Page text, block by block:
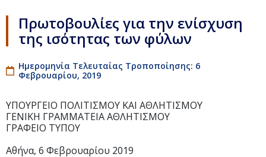
Πρωτοβουλίες για την ενίσχυση
της ισότητας των φύλων
Ημερομηνία Τελευταίας Τροποποίησης: 6
Φεβρουαρίου, 2019
ΥΠΟΥΡΓΕΙΟ ΠΟΛΙΤΙΣΜΟΥ ΚΑΙ ΑΘΛΗΤΙΣΜΟΥ
ΓΕΝΙΚΗ ΓΡΑΜΜΑΤΕΙΑ ΑΘΛΗΤΙΣΜΟΥ
ΓΡΑΦΕΙΟ ΤΥΠΟΥ
Αθήνα, 6 Φεβρουαρίου 2019